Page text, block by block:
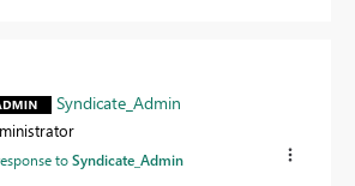
Syndicate_Admin
toSyndicate_Admin